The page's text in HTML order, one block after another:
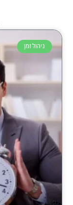
ניהול זמן